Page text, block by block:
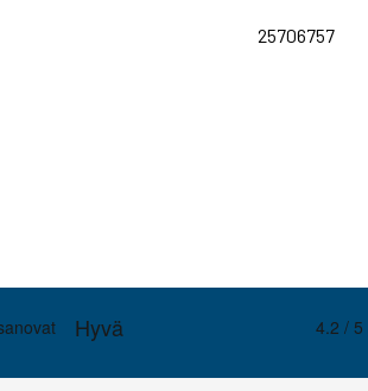
25706757